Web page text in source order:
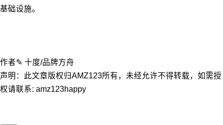
基础设施。
作者✎ 十度/品牌方舟
声明：此文章版权归AMZ123所有，未经允许不得转载，如需授
权请联系: amz123happy